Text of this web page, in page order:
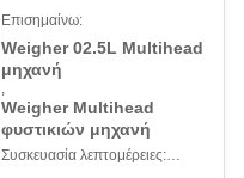
μηχανή για παγωμένα
φυστίκια μπουλεττών
κερασιών τα ντομάτες
Επισημαίνω:
Weigher 02.5L Multihead
μηχανή
,
Weigher Multihead
φυστικιών μηχανή
Συσκευασία λεπτομέρειες: